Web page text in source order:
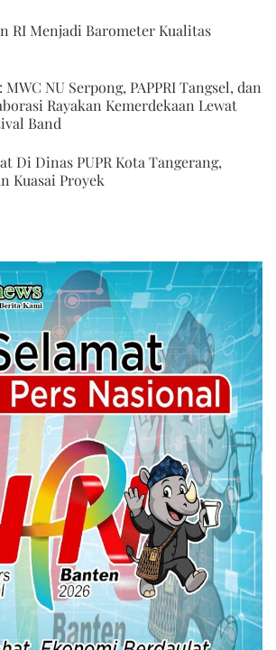
RI Menjadi Barometer Kualitas
NU Serpong, PAPPRI Tangsel, dan
Rayakan Kemerdekaan Lewat
Band
Di Dinas PUPR Kota Tangerang,
Kuasai Proyek